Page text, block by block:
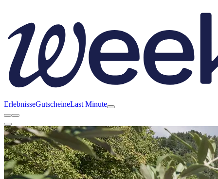
ErlebnisseGutscheineLast Minute